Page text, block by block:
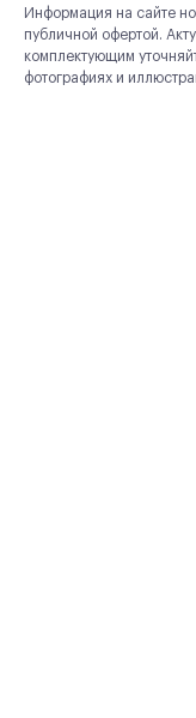
Информация на сайте
публичной офертой.
комплектующим
фотографиях и